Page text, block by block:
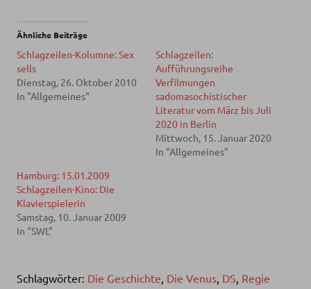
Ähnliche Beiträge
Schlagzeilen-Kolumne: Sex
sells
Dienstag, 26. Oktober 2010
In "Allgemeines"
Schlagzeilen:
Aufführungsreihe
Verfilmungen
sadomasochistischer
Literatur vom März bis Juli
2020 in Berlin
Mittwoch, 15. Januar 2020
In "Allgemeines"
Hamburg: 15.01.2009
Schlagzeilen-Kino: Die
Klavierspielerin
Samstag, 10. Januar 2009
In "SWL"
Schlagwörter: Die Geschichte Die Venus DS Regie